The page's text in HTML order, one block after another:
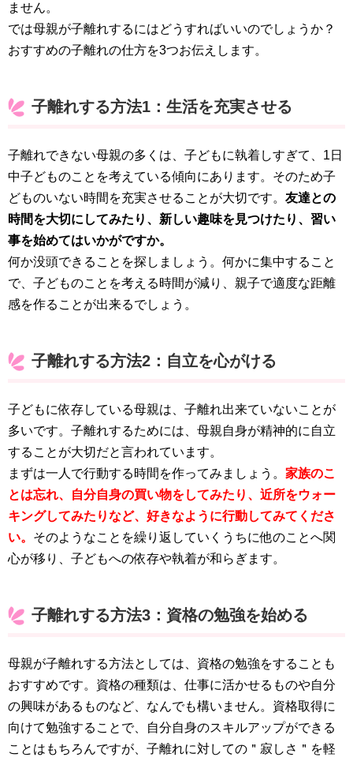
ません。
では母親が子離れするにはどうすればいいのでしょうか？
おすすめの子離れの仕方を3つお伝えします。
子離れする方法1：生活を充実させる
子離れできない母親の多くは、子どもに執着しすぎて、1日
中子どものことを考えている傾向にあります。そのため子
どものいない時間を充実させることが大切です。 友達との
時間を大切にしてみたり、新しい趣味を見つけたり、習い
事を始めてはいかがですか。
何か没頭できることを探しましょう。何かに集中すること
で、子どものことを考える時間が減り、親子で適度な距離
感を作ることが出来るでしょう。
子離れする方法2：自立を心がける
子どもに依存している母親は、子離れ出来ていないことが
多いです。子離れするためには、母親自身が精神的に自立
することが大切だと言われています。
まずは一人で行動する時間を作ってみましょう。 家族のこ
とは忘れ、自分自身の買い物をしてみたり、近所をウォー
キングしてみたりなど、好きなように行動してみてくださ
い。 そのようなことを繰り返していくうちに他のことへ関
心が移り、子どもへの依存や執着が和らぎます。
子離れする方法3：資格の勉強を始める
母親が子離れする方法としては、資格の勉強をすることも
おすすめです。資格の種類は、仕事に活かせるものや自分
の興味があるものなど、なんでも構いません。資格取得に
向けて勉強することで、自分自身のスキルアップができる
ことはもちろんですが、子離れに対しての＂寂しさ＂を軽